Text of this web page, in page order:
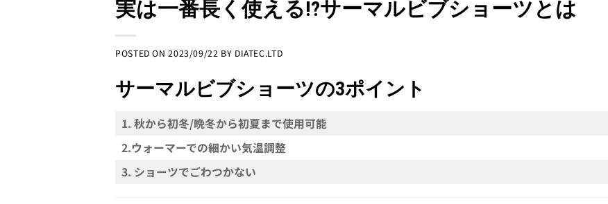
実は一番長く使える!?サーマルビブショーツとは
POSTED ON2023/09/22 BY DIATEC.LTD
サーマルビブショーツの3ポイント
1. 秋から初冬/晩冬から初夏まで使用可能
2.ウォーマーでの細かい気温調整
3. ショーツでごわつかない